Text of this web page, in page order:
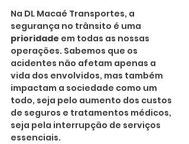
Na DL Macaé Transportes, a
segurança no trânsito é uma
prioridade em todas as nossas
operações. Sabemos que os
acidentes não afetam apenas a
vida dos envolvidos, mas também
impactam a sociedade como um
todo, seja pelo aumento dos custos
de seguros e tratamentos médicos,
seja pela interrupção de serviços
essenciais.